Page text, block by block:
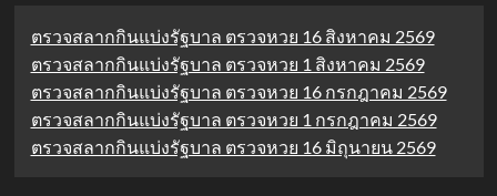
ตรวจสลากกินแบ่งรัฐบาล ตรวจหวย 16 สิงหาคม 2569
ตรวจสลากกินแบ่งรัฐบาล ตรวจหวย 1 สิงหาคม 2569
ตรวจสลากกินแบ่งรัฐบาล ตรวจหวย 16 กรกฎาคม 2569
ตรวจสลากกินแบ่งรัฐบาล ตรวจหวย 1 กรกฎาคม 2569
ตรวจสลากกินแบ่งรัฐบาล ตรวจหวย 16 มิถุนายน 2569